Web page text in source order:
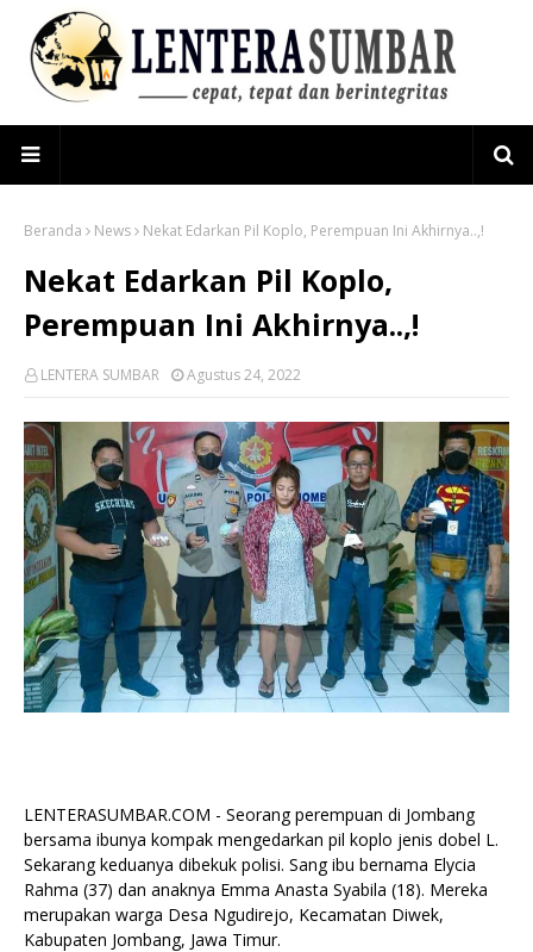
Beranda News Nekat Edarkan Pil Koplo, Perempuan Ini Akhirnya..,!
Nekat Edarkan Pil Koplo,
Perempuan Ini Akhirnya..,!
LENTERA SUMBAR Agustus 24, 2022
LENTERASUMBAR.COM - Seorang perempuan di Jombang
bersama ibunya kompak mengedarkan pil koplo jenis dobel L.
Sekarang keduanya dibekuk polisi. Sang ibu bernama Elycia
Rahma (37) dan anaknya Emma Anasta Syabila (18). Mereka
merupakan warga Desa Ngudirejo, Kecamatan Diwek,
Kabupaten Jombang, Jawa Timur.